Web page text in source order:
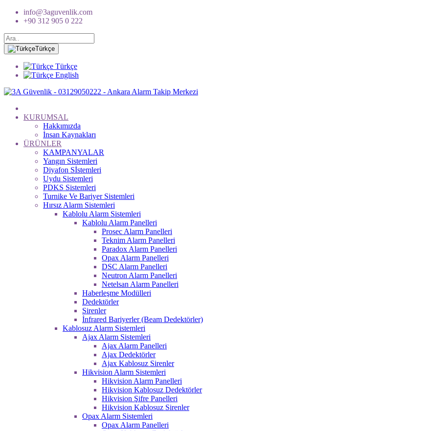
info@3aguvenlik.com
+90 312 905 0 222
Türkçe
Türkçe
English
KURUMSAL
Hakkımızda
İnsan Kaynakları
ÜRÜNLER
KAMPANYALAR
Yangın Sistemleri
Diyafon Sİstemleri
Uydu Sistemleri
PDKS Sistemleri
Turnike Ve Bariyer Sistemleri
Hırsız Alarm Sistemleri
Kablolu Alarm Sistemleri
Kablolu Alarm Panelleri
Prosec Alarm Panelleri
Teknim Alarm Panelleri
Paradox Alarm Panelleri
Opax Alarm Panelleri
DSC Alarm Panelleri
Neutron Alarm Panelleri
Netelsan Alarm Panelleri
Haberleşme Modülleri
Dedektörler
Sirenler
İnfrared Bariyerler (Beam Dedektörler)
Kablosuz Alarm Sistemleri
Ajax Alarm Sistemleri
Ajax Alarm Panelleri
Ajax Dedektörler
Ajax Kablosuz Sirenler
Hikvision Alarm Sistemleri
Hikvision Alarm Panelleri
Hikvision Kablosuz Dedektörler
Hikvision Şifre Panelleri
Hikvision Kablosuz Sirenler
Opax Alarm Sistemleri
Opax Alarm Panelleri